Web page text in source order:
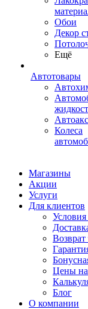
Обои
Декор
Ещё
Автотовары
Колеса
Магазины
Акции
Услуги
Для клиентов
Возврат
Цены на
Блог
О компании